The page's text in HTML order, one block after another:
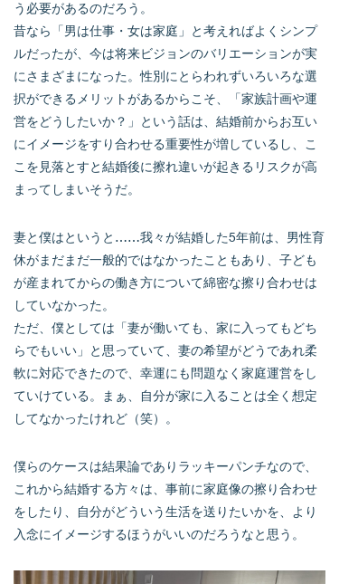
う必要があるのだろう。
昔なら「男は仕事・女は家庭」と考えればよくシンプ
ルだったが、今は将来ビジョンのバリエーションが実
にさまざまになった。性別にとらわれずいろいろな選
択ができるメリットがあるからこそ、「家族計画や運
営をどうしたいか？」という話は、結婚前からお互い
にイメージをすり合わせる重要性が増しているし、こ
こを見落とすと結婚後に擦れ違いが起きるリスクが高
まってしまいそうだ。
妻と僕はというと……我々が結婚した5年前は、男性育
休がまだまだ一般的ではなかったこともあり、子ども
が産まれてからの働き方について綿密な擦り合わせは
していなかった。
ただ、僕としては「妻が働いても、家に入ってもどち
らでもいい」と思っていて、妻の希望がどうであれ柔
軟に対応できたので、幸運にも問題なく家庭運営をし
ていけている。まぁ、自分が家に入ることは全く想定
してなかったけれど（笑）。
僕らのケースは結果論でありラッキーパンチなので、
これから結婚する方々は、事前に家庭像の擦り合わせ
をしたり、自分がどういう生活を送りたいかを、より
入念にイメージするほうがいいのだろうなと思う。